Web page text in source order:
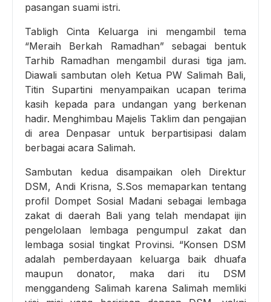
pasangan suami istri.
Tabligh Cinta Keluarga ini mengambil tema
“Meraih Berkah Ramadhan” sebagai bentuk
Tarhib Ramadhan mengambil durasi tiga jam.
Diawali sambutan oleh Ketua PW Salimah Bali,
Titin Supartini menyampaikan ucapan terima
kasih kepada para undangan yang berkenan
hadir. Menghimbau Majelis Taklim dan pengajian
di area Denpasar untuk berpartisipasi dalam
berbagai acara Salimah.
Sambutan kedua disampaikan oleh Direktur
DSM, Andi Krisna, S.Sos memaparkan tentang
profil Dompet Sosial Madani sebagai lembaga
zakat di daerah Bali yang telah mendapat ijin
pengelolaan lembaga pengumpul zakat dan
lembaga sosial tingkat Provinsi. “Konsen DSM
adalah pemberdayaan keluarga baik dhuafa
maupun donator, maka dari itu DSM
menggandeng Salimah karena Salimah memliki